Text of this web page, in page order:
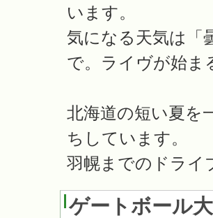
います。
気になる天気は「
で。ライヴが始ま
北海道の短い夏を
ちしています。
羽幌までのドライ
ゲートボール